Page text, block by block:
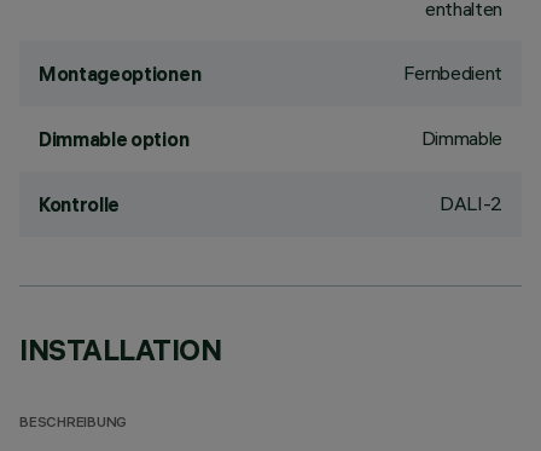
enthalten
Montageoptionen Fernbedient
Dimmable option Dimmable
Kontrolle DALI-2
INSTALLATION
BESCHREIBUNG